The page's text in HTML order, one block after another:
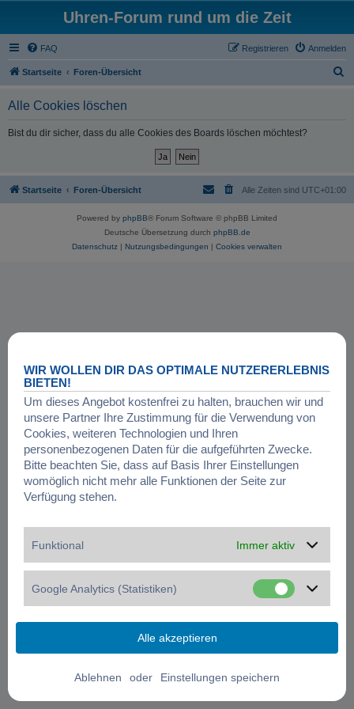
Uhren-Forum rund um die Zeit
FAQ Anmelden
Registrieren
Startseite Foren-Übersicht
Alle Cookies löschen
Bist du dir sicher, dass du alle Cookies des Boards löschen möchtest?
Startseite Foren-Übersicht Alle Zeiten sind UTC+01:00
Powered by phpBB® Forum Software © phpBB Limited
Deutsche Übersetzung durch phpBB.de
Datenschutz | Nutzungsbedingungen | Cookies verwalten
WIR WOLLEN DIR DAS OPTIMALE NUTZERERLEBNIS
BIETEN!
Um dieses Angebot kostenfrei zu halten, brauchen wir und
unsere Partner Ihre Zustimmung für die Verwendung von
Cookies, weiteren Technologien und Ihren
personenbezogenen Daten für die aufgeführten Zwecke.
Bitte beachten Sie, dass auf Basis Ihrer Einstellungen
womöglich nicht mehr alle Funktionen der Seite zur
Verfügung stehen.
Funktional Immer aktiv
Google Analytics (Statistiken)
oder